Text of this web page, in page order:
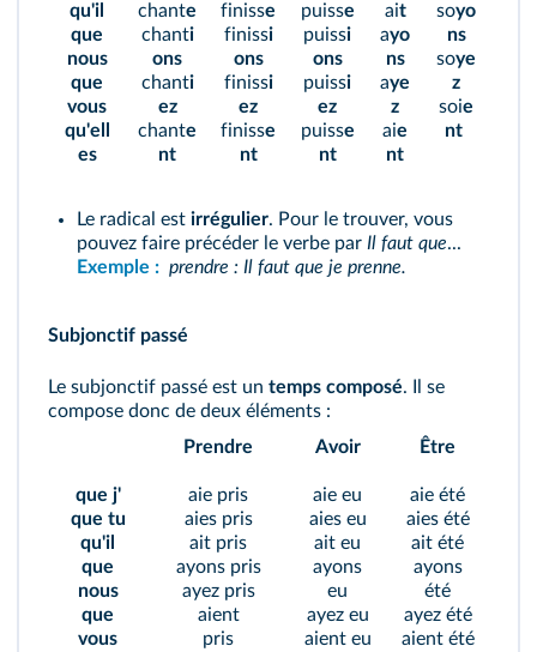
qu'il
que
nous
que
vous
qu'ell
es
chante
chanti
ons
chanti
ez
chante
nt
finisse
finissi
ons
finissi
ez
finisse
nt
puisse
puissi
ons
puissi
ez
puisse
nt
ait
ayo
ns
aye
z
aie
nt
soyo
ns
soye
z
soie
nt
Le radical est irrégulier. Pour le trouver, vous
pouvez faire précéder le verbe par Il faut que...
Exemple : prendre : Il faut que je prenne.
Subjonctif passé
Le subjonctif passé est un temps composé. Il se
compose donc de deux éléments :
Prendre
Avoir Être
que j'
que tu
qu'il
que
nous
que
vous
aie pris
aies pris
ait pris
ayons pris
ayez pris
aient
pris
aie eu
aies eu
ait eu
ayons
eu
ayez eu
aient eu
aie été
aies été
ait été
ayons
été
ayez été
aient été